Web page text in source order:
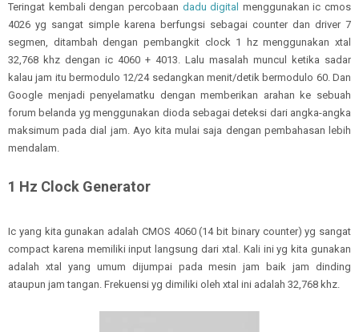
Teringat kembali dengan percobaan dadu digital menggunakan ic cmos
4026 yg sangat simple karena berfungsi sebagai counter dan driver 7
segmen, ditambah dengan pembangkit clock 1 hz menggunakan xtal
32,768 khz dengan ic 4060 + 4013. Lalu masalah muncul ketika sadar
kalau jam itu bermodulo 12/24 sedangkan menit/detik bermodulo 60. Dan
Google menjadi penyelamatku dengan memberikan arahan ke sebuah
forum belanda yg menggunakan dioda sebagai deteksi dari angka-angka
maksimum pada dial jam. Ayo kita mulai saja dengan pembahasan lebih
mendalam.
1 Hz Clock Generator
Ic yang kita gunakan adalah CMOS 4060 (14 bit binary counter) yg sangat
compact karena memiliki input langsung dari xtal. Kali ini yg kita gunakan
adalah xtal yang umum dijumpai pada mesin jam baik jam dinding
ataupun jam tangan. Frekuensi yg dimiliki oleh xtal ini adalah 32,768 khz.